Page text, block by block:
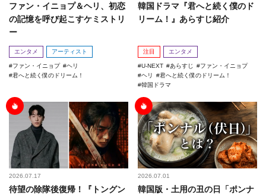
ファン・イニョプ＆ヘリ、初恋
の記憶を呼び起こすケミストリ
ー
エンタメ アーティスト
ファン・イニョプ
ヘリ
君へと続く僕のドリーム！
韓国ドラマ『君へと続く僕のド
リーム！』あらすじ紹介
注目 エンタメ
U-NEXT あらすじ
ファン・イニョプ
ヘリ
君へと続く僕のドリーム！
韓国ドラマ
2026.07.17
待望の除隊後復帰！『トングン
2026.07.01
韓国版・土用の丑の日「ポンナ